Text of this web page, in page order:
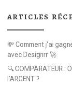
ARTICLES
💸 Comment j’ai
avec Designrr 🚀
🔍 COMPARATEUR :
l’ARGENT ?